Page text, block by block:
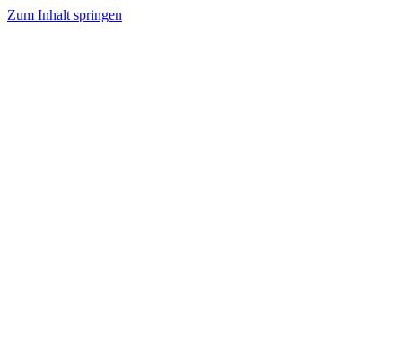
Zum Inhalt springen